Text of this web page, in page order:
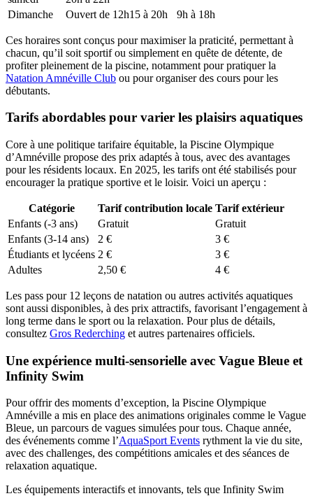
Dimanche
Ouvert de 12h15 à 20h 9h à 18h
Ces horaires sont conçus pour maximiser la praticité, permettant à
chacun, qu’il soit sportif ou simplement en quête de détente, de
profiter pleinement de la piscine, notamment pour pratiquer la
Natation Amnéville Club ou pour organiser des cours pour les
débutants.
Tarifs abordables pour varier les plaisirs aquatiques
Core à une politique tarifaire équitable, la Piscine Olympique
d’Amnéville propose des prix adaptés à tous, avec des avantages
pour les résidents locaux. En 2025, les tarifs ont été stabilisés pour
encourager la pratique sportive et le loisir. Voici un aperçu :
Catégorie Tarif contribution locale Tarif extérieur
Enfants (-3 ans)
Gratuit
Gratuit
Enfants (3-14 ans)
2 €
3 €
Étudiants et lycéens 2 €
3 €
Adultes
2,50 € 4 €
Les pass pour 12 leçons de natation ou autres activités aquatiques
sont aussi disponibles, à des prix attractifs, favorisant l’engagement à
long terme dans le sport ou la relaxation. Pour plus de détails,
consultez Gros Rederching et autres partenaires officiels.
Une expérience multi-sensorielle avec Vague Bleue et
Infinity Swim
Pour offrir des moments d’exception, la Piscine Olympique
Amnéville a mis en place des animations originales comme le Vague
Bleue, un parcours de vagues simulées pour tous. Chaque année,
des événements comme l’AquaSport Events rythment la vie du site,
avec des challenges, des compétitions amicales et des séances de
relaxation aquatique.
Les équipements interactifs et innovants, tels que Infinity Swim